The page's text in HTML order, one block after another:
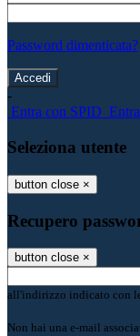
Password dimenticata?
-
Entra con SPID
Seleziona utente
button close ×
Recupero
button close ×
all'indirizzo indicato con
Non hai una e-mail